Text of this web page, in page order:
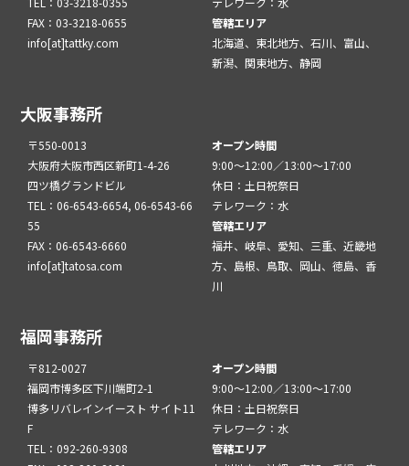
FAX：03-3218-0655
info[at]tattky.com
管轄エリア
北海道、東北地方、石川、富山、
新潟、関東地方、静岡
大阪事務所
〒550-0013
大阪府大阪市西区新町1-4-26
四ツ橋グランドビル
TEL：06-6543-6654, 06-6543-66
55
FAX：06-6543-6660
info[at]tatosa.com
オープン時間
9:00～12:00／13:00～17:00
休日：土日祝祭日
テレワーク：水
管轄エリア
福井、岐阜、愛知、三重、近畿地
方、島根、鳥取、岡山、徳島、香
川
福岡事務所
〒812-0027
福岡市博多区下川端町2-1
博多リバレインイースト サイト11
F
TEL：092-260-9308
オープン時間
9:00～12:00／13:00～17:00
休日：土日祝祭日
テレワーク：水
管轄エリア